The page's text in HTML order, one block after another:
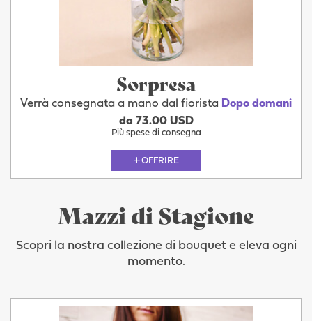
Sorpresa
Verrà consegnata a mano dal fiorista Dopo domani
da 73.00 USD
Più spese di consegna
OFFRIRE
Mazzi di Stagione
Scopri la nostra collezione di bouquet e eleva ogni
momento.